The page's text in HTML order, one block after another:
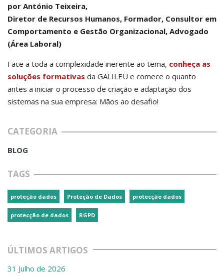
por António Teixeira,
Diretor de Recursos Humanos, Formador, Consultor em
Comportamento e Gestão Organizacional, Advogado
(Área Laboral)
Face a toda a complexidade inerente ao tema, conheça as
soluções formativas da GALILEU e comece o quanto
antes a iniciar o processo de criação e adaptação dos
sistemas na sua empresa: Mãos ao desafio!
CATEGORIA
BLOG
TAGS
proteção dados Proteção de Dados protecção dados
protecção de dados RGPD
ÚLTIMOS ARTIGOS
31 Julho de 2026